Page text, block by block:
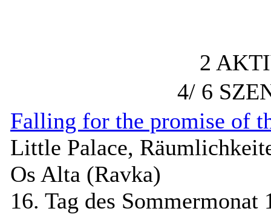
2
4/ 6
Falling for the promise of
Little Palace,
Os Alta (Ravka)
16. Tag des Sommermonat